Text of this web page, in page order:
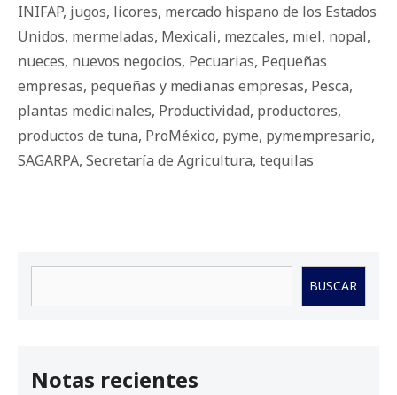
INIFAP, jugos, licores, mercado hispano de los Estados
Unidos, mermeladas, Mexicali, mezcales, miel, nopal,
nueces, nuevos negocios, Pecuarias, Pequeñas
empresas, pequeñas y medianas empresas, Pesca,
plantas medicinales, Productividad, productores,
productos de tuna, ProMéxico, pyme, pymempresario,
SAGARPA, Secretaría de Agricultura, tequilas
BUSCAR
Notas recientes